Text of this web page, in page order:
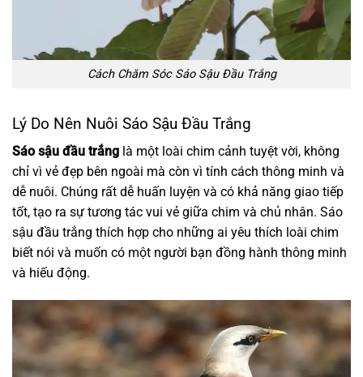
Cách Chăm Sóc Sáo Sậu Đầu Trắng
Lý Do Nên Nuôi Sáo Sậu Đầu Trắng
Sáo sậu đầu trắng là một loài chim cảnh tuyệt vời, không
chỉ vì vẻ đẹp bên ngoài mà còn vì tính cách thông minh và
dễ nuôi. Chúng rất dễ huấn luyện và có khả năng giao tiếp
tốt, tạo ra sự tương tác vui vẻ giữa chim và chủ nhân. Sáo
sậu đầu trắng thích hợp cho những ai yêu thích loài chim
biết nói và muốn có một người bạn đồng hành thông minh
và hiếu động.